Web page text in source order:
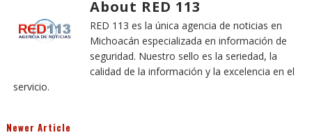
About RED 113
RED 113 es la única agencia de noticias en
Michoacán especializada en información de
seguridad. Nuestro sello es la seriedad, la
calidad de la información y la excelencia en el
servicio.
Newer Article